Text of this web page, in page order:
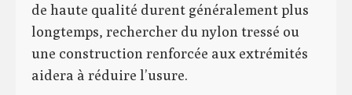
de haute qualité durent généralement plus
longtemps, rechercher du nylon tressé ou
une construction renforcée aux extrémités
aidera à réduire l’usure.